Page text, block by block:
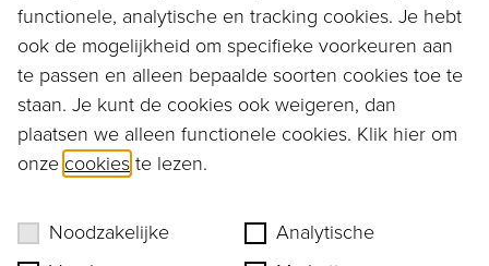
Ga naar...
Bestellen
Diensten
Assortiment
Ons verhaal
functionele, analytische en tracking cookies. Je hebt
ook de mogelijkheid om specifieke voorkeuren aan
te passen en alleen bepaalde soorten cookies toe te
staan. Je kunt de cookies ook weigeren, dan
plaatsen we alleen functionele cookies. Klik hier om
onze cookies te lezen.
Noodzakelijke
Analytische